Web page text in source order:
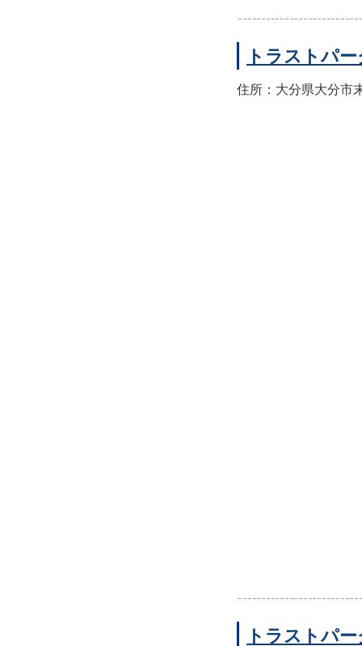
トラストパ
住所：大分県大分市
トラストパ